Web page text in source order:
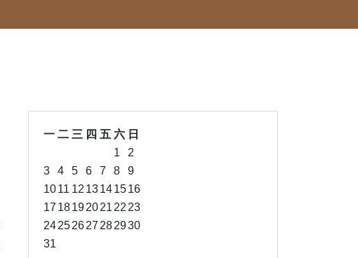
一 二 三 四 五 六 日
1
2
3
4 5 6 7 8
9
1011 12 13141516
17 18192021 22 23
24252627 282930
31